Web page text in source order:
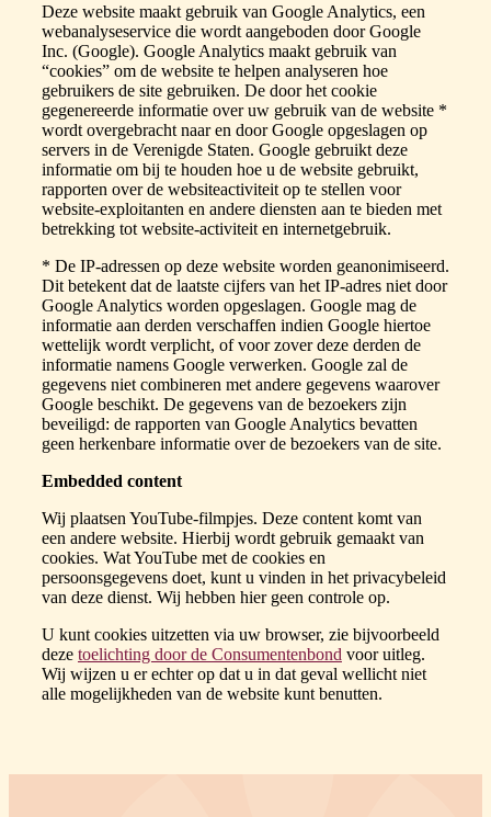
Deze website maakt gebruik van Google Analytics, een
webanalyseservice die wordt aangeboden door Google
Inc. (Google). Google Analytics maakt gebruik van
“cookies” om de website te helpen analyseren hoe
gebruikers de site gebruiken. De door het cookie
gegenereerde informatie over uw gebruik van de website *
wordt overgebracht naar en door Google opgeslagen op
servers in de Verenigde Staten. Google gebruikt deze
informatie om bij te houden hoe u de website gebruikt,
rapporten over de websiteactiviteit op te stellen voor
website-exploitanten en andere diensten aan te bieden met
betrekking tot website-activiteit en internetgebruik.
* De IP-adressen op deze website worden geanonimiseerd.
Dit betekent dat de laatste cijfers van het IP-adres niet door
Google Analytics worden opgeslagen. Google mag de
informatie aan derden verschaffen indien Google hiertoe
wettelijk wordt verplicht, of voor zover deze derden de
informatie namens Google verwerken. Google zal de
gegevens niet combineren met andere gegevens waarover
Google beschikt. De gegevens van de bezoekers zijn
beveiligd: de rapporten van Google Analytics bevatten
geen herkenbare informatie over de bezoekers van de site.
Embedded content
Wij plaatsen YouTube-filmpjes. Deze content komt van
een andere website. Hierbij wordt gebruik gemaakt van
cookies. Wat YouTube met de cookies en
persoonsgegevens doet, kunt u vinden in het privacybeleid
van deze dienst. Wij hebben hier geen controle op.
U kunt cookies uitzetten via uw browser, zie bijvoorbeeld
deze toelichting door de Consumentenbond voor uitleg.
Wij wijzen u er echter op dat u in dat geval wellicht niet
alle mogelijkheden van de website kunt benutten.